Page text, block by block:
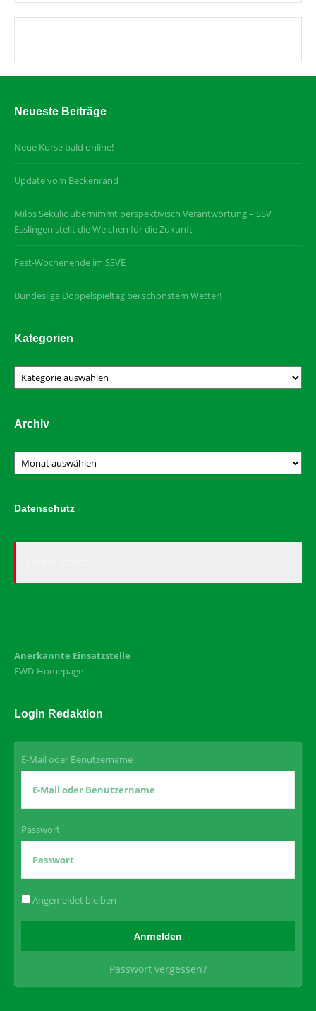
Neueste Beiträge
Neue Kurse bald online!
Update vom Beckenrand
Milos Sekulic übernimmt perspektivisch Verantwortung – SSV
Esslingen stellt die Weichen für die Zukunft
Fest-Wochenende im SSVE
Bundesliga Doppelspieltag bei schönstem Wetter!
Kategorien
Kategorien
Archiv
Archiv
Datenschutz
Anerkannte Einsatzstelle
FWD-Homepage
Login Redaktion
E-Mail oder Benutzername
Passwort
Angemeldet bleiben
Passwort vergessen?